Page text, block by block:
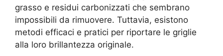
grasso e residui carbonizzati che sembrano
impossibili da rimuovere. Tuttavia, esistono
metodi efficaci e pratici per riportare le griglie
alla loro brillantezza originale.